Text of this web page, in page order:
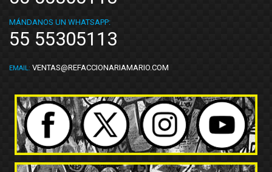
MÁNDANOS UN WHATSAPP:
55 55305113
EMAIL: VENTAS@REFACCIONARIAMARIO.COM